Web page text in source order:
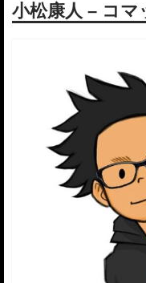
小松康人 – コマ